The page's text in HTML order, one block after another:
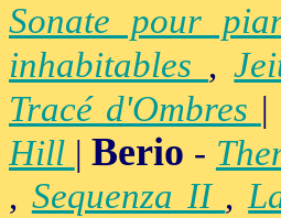
Sonate pour
inhabitables ,
Tracé d'Ombres |
Hill |Berio -
, Sequenza II ,